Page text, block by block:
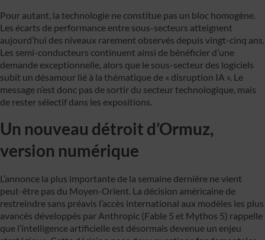
Pour autant, la technologie ne constitue pas un bloc homogène.
Les écarts de performance entre sous-secteurs atteignent
aujourd’hui des niveaux rarement observés depuis vingt-cinq ans.
Les semi-conducteurs continuent ainsi de bénéficier d’une
demande exceptionnelle, alors que le sous-secteur des logiciels
subit un désamour lié à la thématique de « disruption IA ». Le
message n’est donc pas de sortir du secteur technologique, mais
de rester sélectif dans les expositions.
Un nouveau détroit d’Ormuz,
version numérique
L’annonce la plus importante de la semaine dernière ne vient
peut-être pas du Moyen-Orient. La décision américaine de
restreindre sans préavis l’accès international aux modèles les plus
avancés développés par Anthropic (Fable 5 et Mythos 5) rappelle
que l’intelligence artificielle est désormais devenue un enjeu